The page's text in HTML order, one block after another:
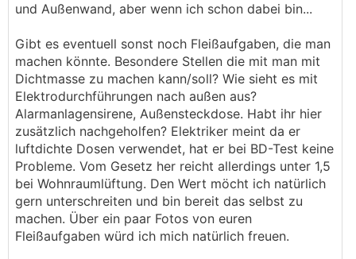
und Außenwand, aber wenn ich schon dabei bin...
Gibt es eventuell sonst noch Fleißaufgaben, die man
machen könnte. Besondere Stellen die mit man mit
Dichtmasse zu machen kann/soll? Wie sieht es mit
Elektrodurchführungen nach außen aus?
Alarmanlagensirene, Außensteckdose. Habt ihr hier
zusätzlich nachgeholfen? Elektriker meint da er
luftdichte Dosen verwendet, hat er bei BD-Test keine
Probleme. Vom Gesetz her reicht allerdings unter 1,5
bei Wohnraumlüftung. Den Wert möcht ich natürlich
gern unterschreiten und bin bereit das selbst zu
machen. Über ein paar Fotos von euren
Fleißaufgaben würd ich mich natürlich freuen.